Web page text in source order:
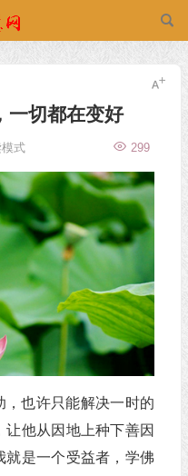
一切都在变好
299
式
，也许只能解决一时的
让他从因地上种下善因
就是一个受益者，学佛